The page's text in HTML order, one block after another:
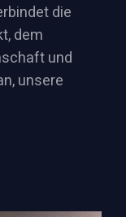
die
dem
und
unsere